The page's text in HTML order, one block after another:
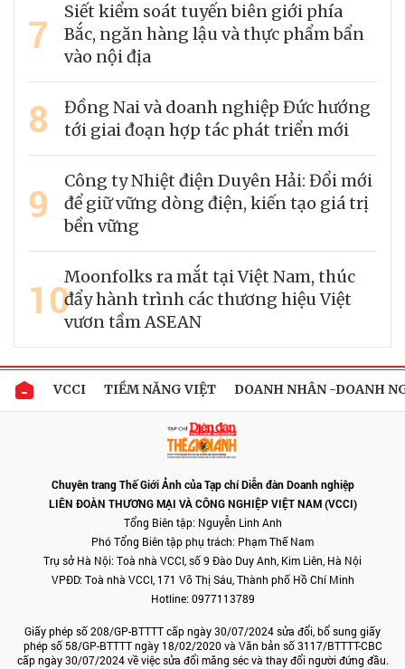
7
Siết kiểm soát tuyến biên giới phía
Bắc, ngăn hàng lậu và thực phẩm bẩn
vào nội địa
8
Đồng Nai và doanh nghiệp Đức hướng
tới giai đoạn hợp tác phát triển mới
9
Công ty Nhiệt điện Duyên Hải: Đổi mới
để giữ vững dòng điện, kiến tạo giá trị
bền vững
10Moonfolks ra mắt tại Việt Nam, thúc
đẩy hành trình các thương hiệu Việt
vươn tầm ASEAN
VCCI TIỀM NĂNG VIỆT DOANH NHÂN -DOANH
Chuyên trang Thế Giới Ảnh của Tạp chí Diễn đàn Doanh nghiệp
LIÊN ĐOÀN THƯƠNG MẠI VÀ CÔNG NGHIỆP VIỆT NAM (VCCI)
Tổng Biên tập: Nguyễn Linh Anh
Phó Tổng Biên tập phụ trách: Phạm Thế Nam
Trụ sở Hà Nội: Toà nhà VCCI, số 9 Đào Duy Anh, Kim Liên, Hà Nội
VPĐD: Toà nhà VCCI, 171 Võ Thị Sáu, Thành phố Hồ Chí Minh
Hotline: 0977113789
Giấy phép số 208/GP-BTTTT cấp ngày 30/07/2024 sửa đổi, bổ sung giấy
phép số 58/GP-BTTTT ngày 18/02/2020 và Văn bản số 3117/BTTTT-CBC
cấp ngày 30/07/2024 về việc sửa đổi măng séc và thay đổi người đứng đầu.